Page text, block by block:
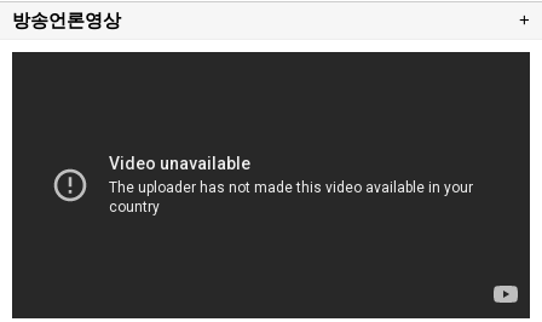
방송언론영상 +